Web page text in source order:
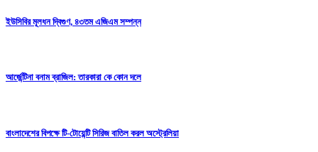
ইউসিবির মূলধন দ্বিগুণ, ৪৩তম এজিএম সম্পন্ন
আর্জেন্টিনা বনাম ব্রাজিল: তারকারা কে কোন দলে
বাংলাদেশের বিপক্ষে টি-টোয়েন্টি সিরিজ বাতিল করল অস্ট্রেলিয়া